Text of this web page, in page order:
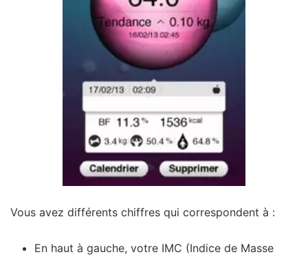
Vous avez différents chiffres qui correspondent à :
En haut à gauche, votre IMC (Indice de Masse